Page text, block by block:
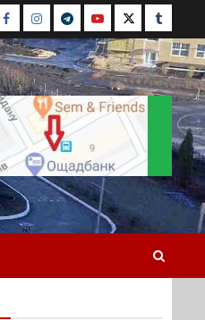
Facebook
Instagram
TelegramYoutubeTwitterTumblr